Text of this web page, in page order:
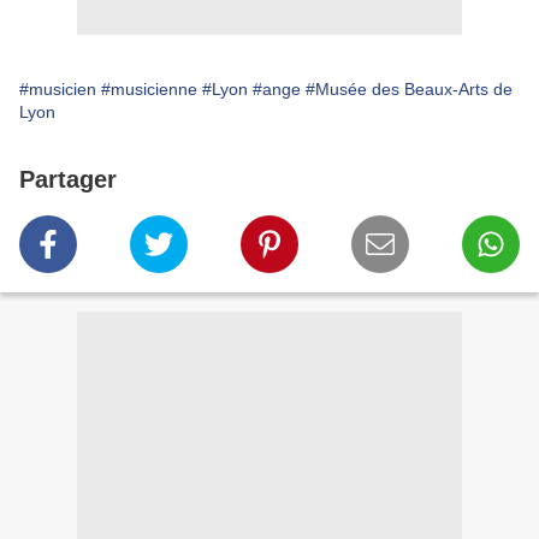
#musicien #musicienne #Lyon #ange #Musée des Beaux-Arts de
Lyon
Partager